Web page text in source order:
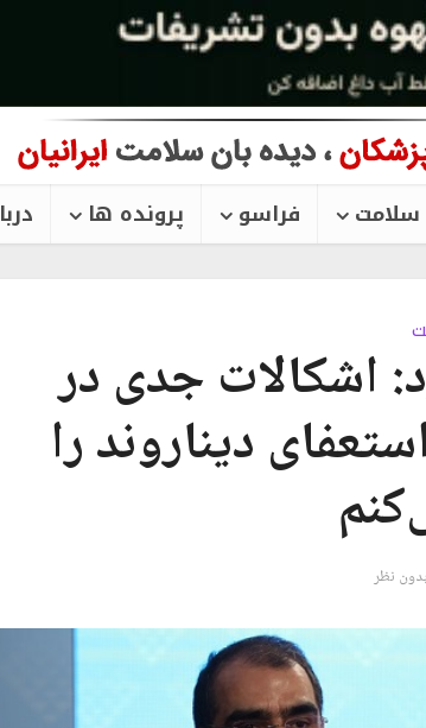
سلامت فراسو پرونده ها
اشکالات جدی در
دیناروند را
بدون نظر